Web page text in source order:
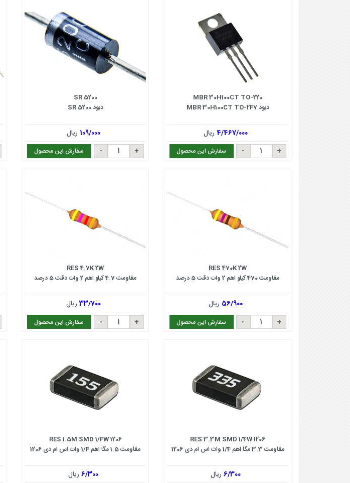
MBR 30H100CT TO-220
دیود MBR 30H100CT TO-247
4/467/000ریال
سفارش این محصول
SR 5200
دیود SR 5200
109/000 ریال
سفارش این محصول
RES 470K 2W
مقاومت 470 کیلو اهم 2 وات دقت 5 درصد
56/900 ریال
سفارش این محصول
RES 4.7K 2W
مقاومت 4.7 کیلو اهم 2 وات دقت 5 درصد
33/700ریال
سفارش این محصول
RES 3.3M SMD 1/4W 1206
مقاومت 3.3 مگا اهم 1/4 وات اس ام دی 1206
6/300ریال
RES 1.5M SMD 1/4W 1206
مقاومت 1.5 مگا اهم 1/4 وات اس ام دی 1206
6/300ریال